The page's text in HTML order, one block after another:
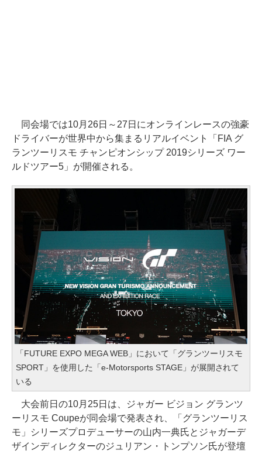
同会場では10月26日～27日にオンラインレースの強豪
ドライバーが世界中から集まるリアルイベント「FIA グ
ランツーリスモ チャンピオンシップ 2019シリーズ ワー
ルドツアー5」が開催される。
「FUTURE EXPO MEGA WEB」において「グランツーリスモ
SPORT」を使用した「e-Motorsports STAGE」が展開されて
いる
大会前日の10月25日は、ジャガー ビジョン グランツ
ーリスモ Coupeが同会場で発表され、「グランツーリス
モ」シリーズプロデューサーの山内一典氏とジャガーデ
ザインディレクターのジュリアン・トンプソン氏が登壇